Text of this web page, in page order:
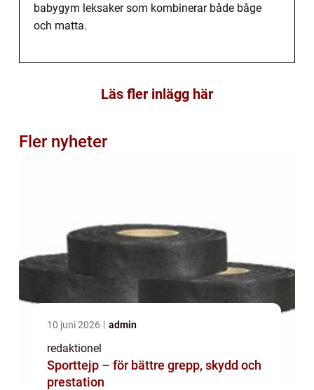
babygym leksaker som kombinerar både båge
och matta.
Läs fler inlägg här
Fler nyheter
10 juni 2026 admin
redaktionel
Sporttejp – för bättre grepp, skydd och
prestation